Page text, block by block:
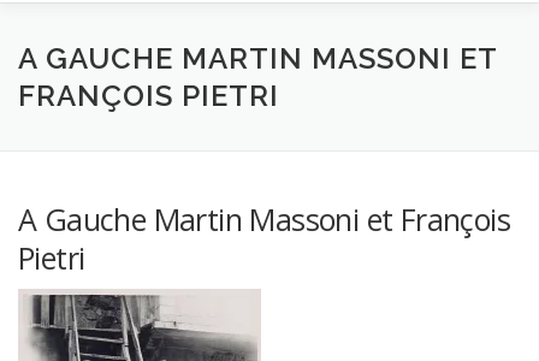
A GAUCHE MARTIN MASSONI ET
FRANÇOIS PIETRI
A Gauche Martin Massoni et François
Pietri